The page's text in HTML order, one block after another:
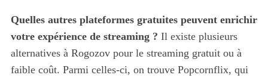
Quelles autres plateformes gratuites peuvent enrichir
votre expérience de streaming ? Il existe plusieurs
alternatives à Rogozov pour le streaming gratuit ou à
faible coût. Parmi celles-ci, on trouve Popcornflix, qui